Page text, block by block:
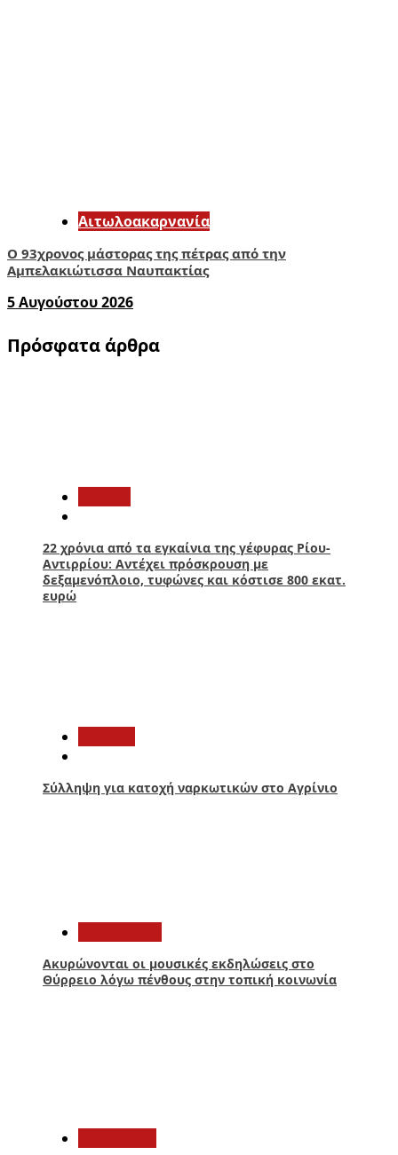
Αιτωλοακαρνανία
Ο 93χρονος μάστορας της πέτρας από την
Αμπελακιώτισσα Ναυπακτίας
5 Αυγούστου 2026
Πρόσφατα άρθρα
22 χρόνια από τα εγκαίνια της γέφυρας Ρίου-
Αντιρρίου: Αντέχει πρόσκρουση με
δεξαμενόπλοιο, τυφώνες και κόστισε 800 εκατ.
ευρώ
Σύλληψη για κατοχή ναρκωτικών στο Αγρίνιο
Ακυρώνονται οι μουσικές εκδηλώσεις στο
Θύρρειο λόγω πένθους στην τοπική κοινωνία